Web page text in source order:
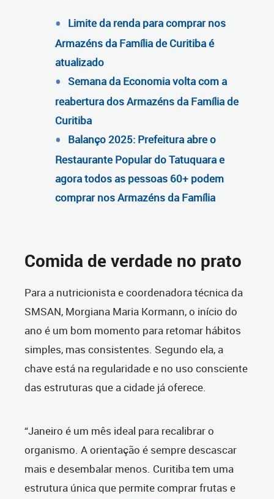
Limite da renda para comprar nos
Armazéns da Família de Curitiba é
atualizado
Semana da Economia volta com a
reabertura dos Armazéns da Família de
Curitiba
Balanço 2025: Prefeitura abre o
Restaurante Popular do Tatuquara e
agora todos as pessoas 60+ podem
comprar nos Armazéns da Família
Comida de verdade no prato
Para a nutricionista e coordenadora técnica da
SMSAN, Morgiana Maria Kormann, o início do
ano é um bom momento para retomar hábitos
simples, mas consistentes. Segundo ela, a
chave está na regularidade e no uso consciente
das estruturas que a cidade já oferece.
“Janeiro é um mês ideal para recalibrar o
organismo. A orientação é sempre descascar
mais e desembalar menos. Curitiba tem uma
estrutura única que permite comprar frutas e